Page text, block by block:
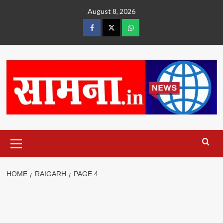
August 8, 2026
facebooktwitterwtsp
Menu
HOME RAIGARH PAGE 4